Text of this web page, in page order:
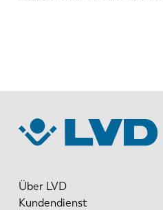
Über LVD
Kundendienst